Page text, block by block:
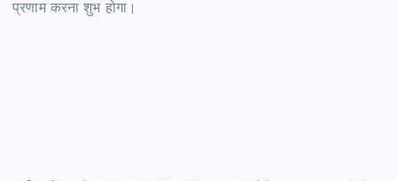
प्रणाम करना शुभ होगा।